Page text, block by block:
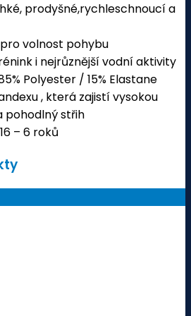
prodyšné,rychleschnoucí a
volnost pohybu
i nejrůznější vodní aktivity
Polyester / 15% Elastane
, která zajistí vysokou
pohodlný střih
– 6 roků